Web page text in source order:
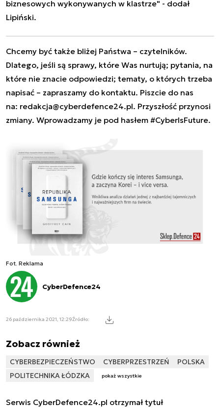
biznesowych wykonywanych w klastrze" - dodał
Lipiński.
Chcemy być także bliżej Państwa – czytelników.
Dlatego, jeśli są sprawy, które Was nurtują; pytania, na
które nie znacie odpowiedzi; tematy, o których trzeba
napisać – zapraszamy do kontaktu. Piszcie do nas
na: redakcja@cyberdefence24.pl. Przyszłość przynosi
zmiany. Wprowadzamy je pod hasłem #CyberIsFuture.
Fot. Reklama
CyberDefence24
26 października 2021, 12:29Źródło:
Zobacz również
CYBERBEZPIECZEŃSTWO CYBERPRZESTRZEŃ
POLSKA
POLITECHNIKA ŁÓDZKA
pokaż wszystkie
Serwis CyberDefence24.pl otrzymał tytuł